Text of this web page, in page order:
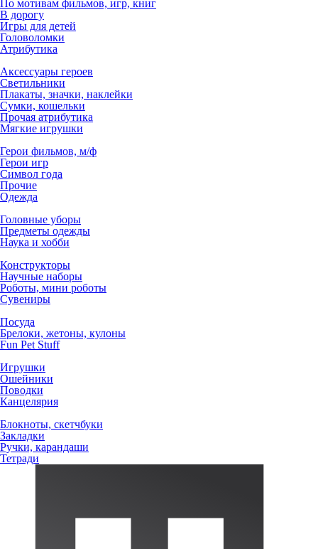
По мотивам фильмов, игр, книг
В дорогу
Игры для детей
Головоломки
Атрибутика
Аксессуары героев
Светильники
Плакаты, значки, наклейки
Сумки, кошельки
Прочая атрибутика
Мягкие игрушки
Герои фильмов, м/ф
Герои игр
Символ года
Прочие
Одежда
Головные уборы
Предметы одежды
Наука и хобби
Конструкторы
Научные наборы
Роботы, мини роботы
Сувениры
Посуда
Брелоки, жетоны, кулоны
Fun Pet Stuff
Игрушки
Ошейники
Поводки
Канцелярия
Блокноты, скетчбуки
Закладки
Ручки, карандаши
Тетради